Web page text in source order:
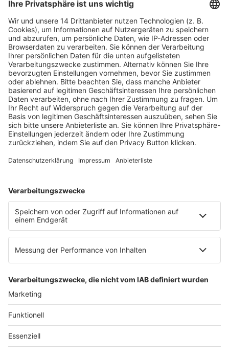
Fachmedien Recht und Wirtschaft
Ein Fachbereich der
dfv Mediengruppe
Mainzer Landstr. 251
60326 Frankfurt am Main
E-Mail:info@ruw.de
Web:https://www.ruw.de
AGB
Datenschutzerklärung
Genderhinweis
Cookie-Einstellungen